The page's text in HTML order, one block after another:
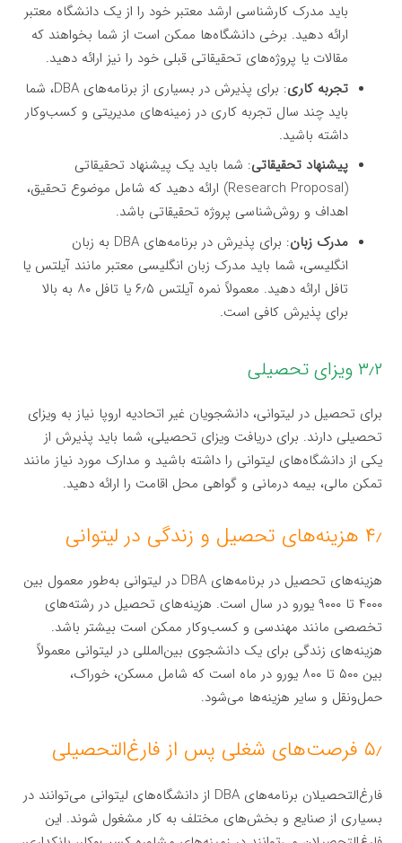
باید مدرک کارشناسی ارشد معتبر خود را از یک دانشگاه معتبر
ارائه دهید. برخی دانشگاه‌ها ممکن است از شما بخواهند که
مقالات یا پروژه‌های تحقیقاتی قبلی خود را نیز ارائه دهید.
تجربه کاری
: برای پذیرش در بسیاری از برنامه‌های DBA، شما
باید چند سال تجربه کاری در زمینه‌های مدیریتی و کسب‌وکار
داشته باشید.
پیشنهاد تحقیقاتی: شما باید یک پیشنهاد تحقیقاتی
(Research Proposal) ارائه دهید که شامل موضوع تحقیق،
اهداف و روش‌شناسی پروژه تحقیقاتی باشد.
مدرک زبان
: برای پذیرش در برنامه‌های DBA به زبان
انگلیسی، شما باید مدرک زبان انگلیسی معتبر مانند آیلتس یا
تافل ارائه دهید. معمولاً نمره آیلتس ۶٫۵ یا تافل ۸۰ به بالا
برای پذیرش کافی است.
۳٫۲ ویزای تحصیلی
برای تحصیل در لیتوانی، دانشجویان غیر اتحادیه اروپا نیاز به ویزای
تحصیلی دارند. برای دریافت ویزای تحصیلی، شما باید پذیرش از
یکی از دانشگاه‌های لیتوانی را داشته باشید و مدارک مورد نیاز مانند
تمکن مالی، بیمه درمانی و گواهی محل اقامت را ارائه دهید.
۴٫ هزینه‌های تحصیل و زندگی در لیتوانی
هزینه‌های تحصیل در برنامه‌های DBA در لیتوانی به‌طور معمول بین
۴۰۰۰ تا ۹۰۰۰ یورو در سال است. هزینه‌های تحصیل در رشته‌های
تخصصی مانند مهندسی و کسب‌وکار ممکن است بیشتر باشد.
هزینه‌های زندگی برای یک دانشجوی بین‌المللی در لیتوانی معمولاً
بین ۵۰۰ تا ۸۰۰ یورو در ماه است که شامل مسکن، خوراک،
حمل‌ونقل و سایر هزینه‌ها می‌شود.
۵٫ فرصت‌های شغلی پس از فارغ‌التحصیلی
فارغ‌التحصیلان برنامه‌های DBA از دانشگاه‌های لیتوانی می‌توانند در
بسیاری از صنایع و بخش‌های مختلف به کار مشغول شوند. این